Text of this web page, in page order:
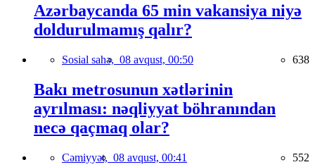
Azərbaycanda 65 min vakansiya niyə
doldurulmamış qalır?
Sosial sahə, 08 avqust, 00:50 638
Bakı metrosunun xətlərinin
ayrılması: nəqliyyat böhranından
necə qaçmaq olar?
Cəmiyyət, 08 avqust, 00:41 552